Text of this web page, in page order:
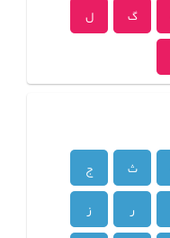
گ
ل
ث
ج
ر
ز